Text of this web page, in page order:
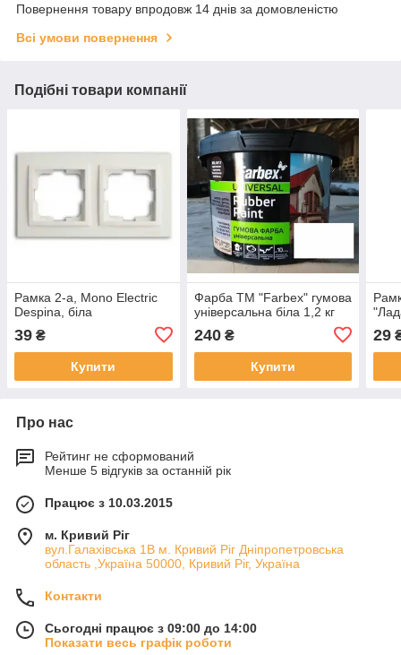
Повернення товару впродовж 14 днів за домовленістю
Всі умови повернення
Подібні товари компанії
Рамка 2-а, Mono Electric
Despina, біла
39 ₴
Купити
Фарба ТМ "Farbex" гумова
універсальна біла 1,2 кг
240₴
Купити
29
Про нас
Рейтинг не сформований
Менше 5 відгуків за останній рік
Працює з 10.03.2015
м. Кривий Ріг
вул.Галахівська 1В м. Кривий Ріг Дніпропетровська
область ,Україна 50000, Кривий Ріг, Україна
Контакти
Сьогодні працює з 09:00 до 14:00
Показати весь графік роботи